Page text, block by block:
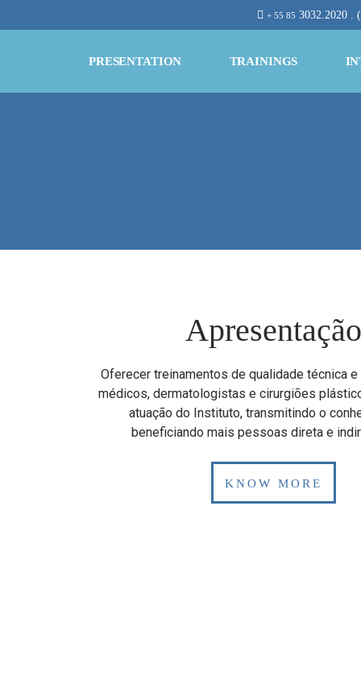
+ 55 85 3032.2020 .
PRESENTATION TRAININGS
Apresentação
Oferecer treinamentos de qualidade técnica
médicos, dermatologistas e cirurgiões
atuação do Instituto, transmitindo o
beneficiando mais pessoas direta e
KNOW MORE